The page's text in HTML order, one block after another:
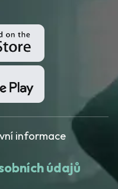
informace
údajů